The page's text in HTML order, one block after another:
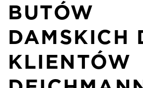
BUTÓW
DAMSKICH
KLIENTÓW